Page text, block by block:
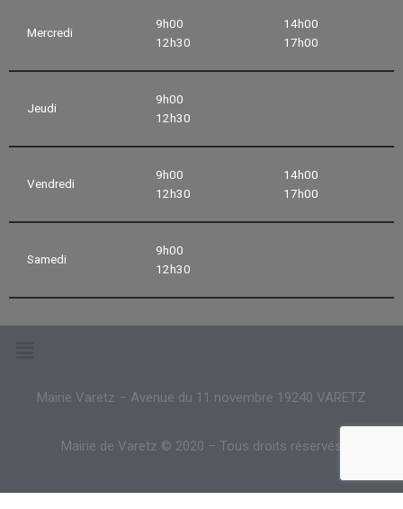
Mercredi
9h00
12h30
14h00
17h00
Jeudi
9h00
12h30
Vendredi
9h00
12h30
14h00
17h00
Samedi
9h00
12h30
Mairie Varetz – Avenue du 11 novembre 19240 VARETZ
Mairie de Varetz © 2020 – Tous droits réservés